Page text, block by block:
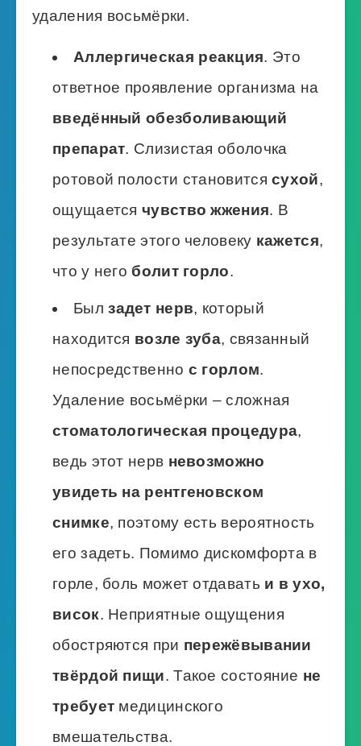
удаления восьмёрки.
Аллергическая реакция. Это
ответное проявление организма на
введённый обезболивающий
препарат. Слизистая оболочка
ротовой полости становитсясухой,
ощущаетсячувство жжения. В
результате этого человеку кажется,
что у него болит горло.
Былзадет нерв, который
находится возле зуба, связанный
непосредственно с горлом.
Удаление восьмёрки – сложная
стоматологическая процедура,
ведь этот нерв невозможно
увидеть на рентгеновском
снимке, поэтому есть вероятность
его задеть. Помимо дискомфорта в
горле, боль может отдавать и в ухо,
висок. Неприятные ощущения
обостряются при пережёвывании
твёрдой пищи. Такое состояние не
требует медицинского
вмешательства.